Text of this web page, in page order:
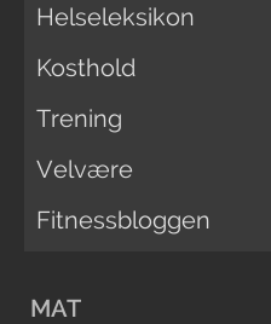
Helseleksikon
Kosthold
Trening
Velvære
Fitnessbloggen
MAT